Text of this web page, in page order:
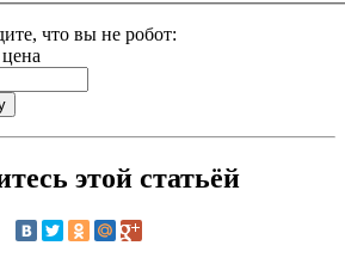
что вы не робот:
этой статьёй